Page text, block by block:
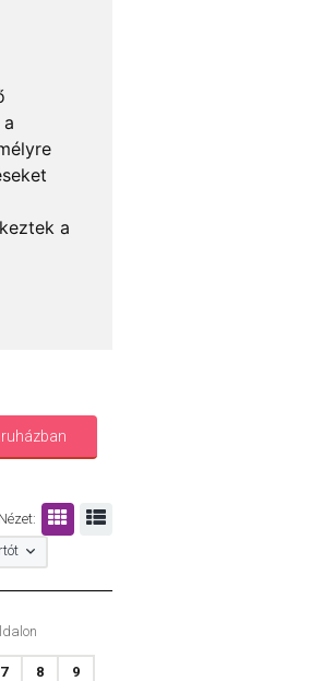
a
Nézet:
7 8 9